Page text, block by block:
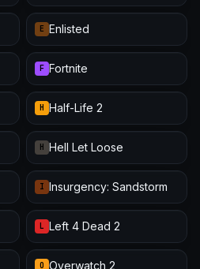
E Enlisted
F Fortnite
H Half-Life 2
H Hell Let Loose
I Insurgency: Sandstorm
L Left 4 Dead 2
O Overwatch 2